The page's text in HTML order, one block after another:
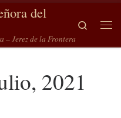
del
– Jerez de la Frontera
Search
2021